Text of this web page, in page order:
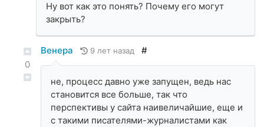
Ну вот как это понять? Почему его могут
закрыть?
0
Венера 9 лет назад #
не, процесс давно уже запущен, ведь нас
становится все больше, так что
перспективы у сайта наивеличайшие, еще и
с такими писателями-журналистами как